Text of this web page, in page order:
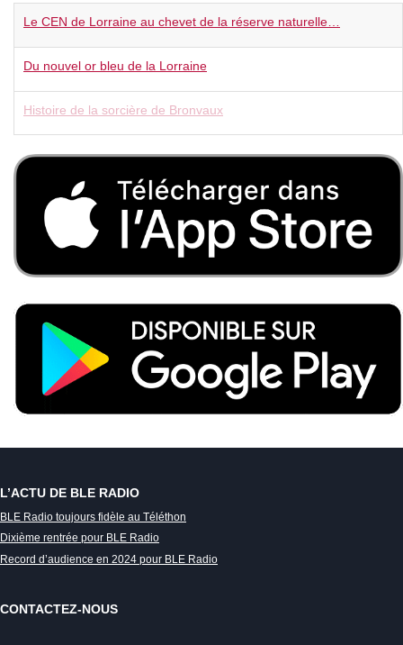
Le CEN de Lorraine au chevet de la réserve naturelle…
Du nouvel or bleu de la Lorraine
Histoire de la sorcière de Bronvaux
L’ACTU DE BLE RADIO
BLE Radio toujours fidèle au Téléthon
Dixième rentrée pour BLE Radio
Record d’audience en 2024 pour BLE Radio
CONTACTEZ-NOUS